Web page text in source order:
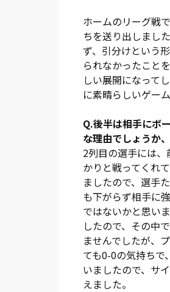
ゴールの後は、ゆ
その後も試合を支
が続いた。特に最
され、ラインが下
ム内容になってい
の猛攻を懸命にし
失点は一瞬だった
追いつかれる。な
ルジャに代わって
た。前線が活性さ
みにシュート。相
前に詰め寄ったも
「熊本地震で亡く
らお見舞いを申し
半はボールを動か
ホームのリーグ戦
ちを送り出しまし
ず、引分けという
られなかったこと
しい展開になって
に素晴らしいゲー
Q.後半は相手にボ
な理由でしょうか
2列目の選手には
かりと戦ってくれ
ましたので、選手
も下がらず相手に
ではないかと思い
したので、その中
ませんでしたが、
ても0-0の気持ちで
いましたので、サ
えました。